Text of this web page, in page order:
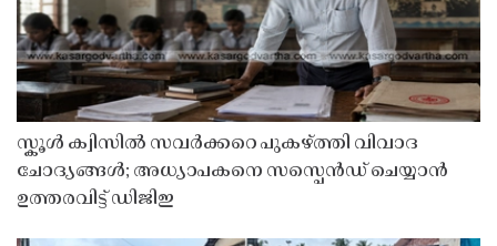
സ്കൂൾ ക്വിസിൽ സവർക്കറെ പുകഴ്ത്തി വിവാദ
ചോദ്യങ്ങൾ; അധ്യാപകനെ സസ്പെൻഡ് ചെയ്യാൻ
ഉത്തരവിട്ട് ഡിജിഇ